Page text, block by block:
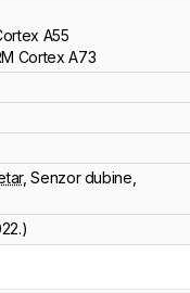
A55
Cortex A73
,Senzor dubine
)